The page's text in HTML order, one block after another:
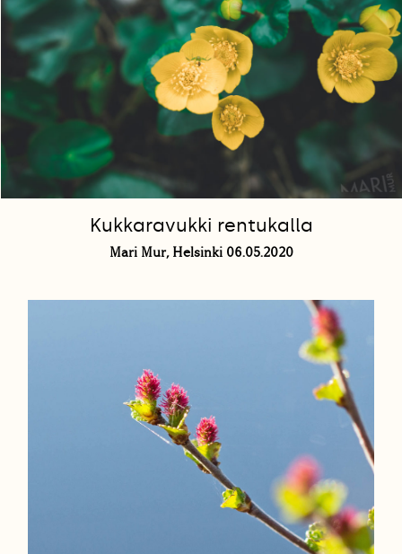
Kukkaravukki rentukalla
Mari Mur, Helsinki 06.05.2020